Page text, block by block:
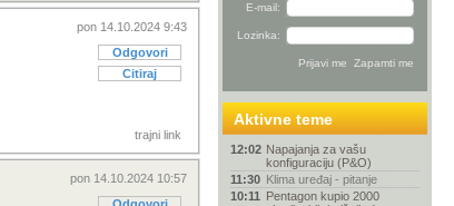
pon 14.10.2024 9:43
Odgovori
Citiraj
trajni link
pon 14.10.2024 10:57
E-mail:
Lozinka:
Aktivne teme
12:02 Napajanja za vašu
konfiguraciju (P&O)
11:30 Klima uređaj - pitanje
10:11 Pentagon kupio 2000